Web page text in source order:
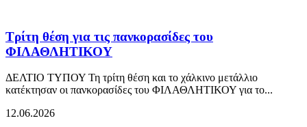
Τρίτη θέση για τις πανκορασίδες του
ΦΙΛΑΘΛΗΤΙΚΟΥ
ΔΕΛΤΙΟ ΤΥΠΟΥ Τη τρίτη θέση και το χάλκινο μετάλλιο
κατέκτησαν οι πανκορασίδες του ΦΙΛΑΘΛΗΤΙΚΟΥ για το...
12.06.2026